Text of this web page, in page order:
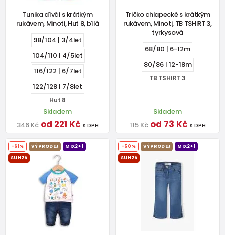
Tunika dívčí s krátkým
rukávem, Minoti, Hut 8, bílá
98/104 | 3/4let
104/110 | 4/5let
116/122 | 6/7let
122/128 | 7/8let
Hut 8
Skladem
346 Kč od 221 Kč s DPH
Tričko chlapecké s krátkým
rukávem, Minoti, TB TSHIRT 3,
tyrkysová
68/80 | 6-12m
80/86 | 12-18m
TB TSHIRT 3
Skladem
115 Kč od 73 Kč s DPH
-61% VÝPRODEJ
MIX2+1
SUN25
-50% VÝPRODEJ
MIX2+1
SUN25